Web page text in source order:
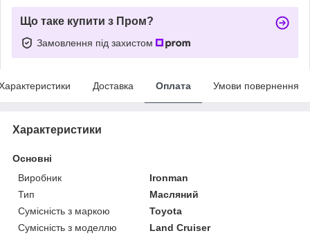
Що таке купити з Пром?
Замовлення під захистом
Доставка Оплата Умови повернення
Характеристики
Основні
Виробник
Ironman
Тип
Масляний
Сумісність з маркою
Toyota
Сумісність з моделлю
Land Cruiser